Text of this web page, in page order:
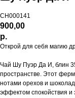
CH000141
900,00
р.
Открой для себя магию
Чай Шу Пуэр Да И, блин
пространстве. Этот
нотами орехов и
эффектом спокойствия и